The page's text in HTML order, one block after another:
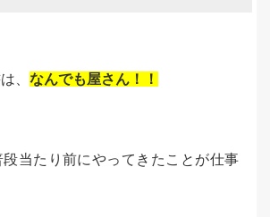
、 なんでも屋さん！！
段当たり前にやってきたことが仕事